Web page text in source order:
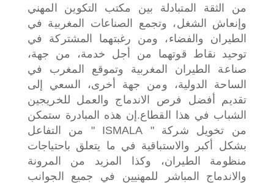
من الثقة المتبادلة بين مكتب التكوين المهني
وإنعاش الشغل، وتجمع الصناعات المغربية في
الطيران والفضاء، ومن رغبتهما المشتركة في
توحيد نقاط قوتهما من أجل خدمة، من جهة،
صناعة الطيران المغربية وتموقع المغرب في
الساحة الدولية، ومن جهة أخرى، السعي إلى
تقديم أفضل فرص الاندماج والعمل للخريجين
الشباب في هذا القطاع.إن هذه المبادرة ستمكن
من تخويل شركة " ISMALA " من التفاعل
بشكل أكبر والاستباقية في ما يتعلق باحتياجات
منظومة الطيران، وكذا المزيد من المرونة
والاندماج المباشر للمهنيين في جميع الجوانب